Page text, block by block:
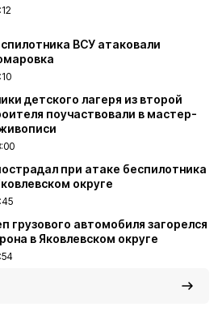
ВСУ атаковали
детского лагеря из второй
поучаствовали в мастер-
при атаке беспилотника
округе
грузового автомобиля загорелся
в Яковлевском округе